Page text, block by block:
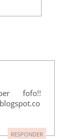
fofo!!
RESPONDER